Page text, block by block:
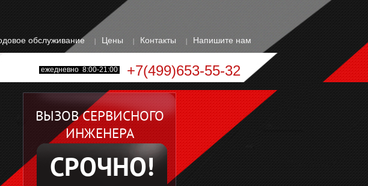
обслуживание Цены Контакты Напишите нам
ежедневно 8:00-21:00 +7(499)653-55-32
ВЫЗОВ СЕРВИСНОГО
ИНЖЕНЕРА
СРОЧНО!